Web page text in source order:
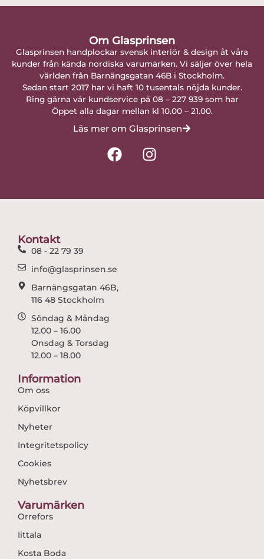
Om Glasprinsen
Glasprinsen handplockar svensk interiör & design åt våra
kunder från kända nordiska varumärken. Vi säljer över hela
världen från Barnängsgatan 46B i Stockholm.
Sedan start 2017 har vi haft 10 tusentals nöjda kunder.
Ring gärna vår kundservice på 08 – 227 939 som har
Öppet alla dagar mellan kl 10.00 – 21.00.
Läs mer om Glasprinsen
F
a
I
n
Kontakt
08 - 22 79 39
info@glasprinsen.se
Barnängsgatan 46B,
116 48 Stockholm
Söndag & Måndag
12.00 – 16.00
Onsdag & Torsdag
12.00 – 18.00
Information
Om oss
Köpvillkor
Nyheter
Integritetspolicy
Cookies
Nyhetsbrev
Varumärken
Orrefors
Iittala
Kosta Boda